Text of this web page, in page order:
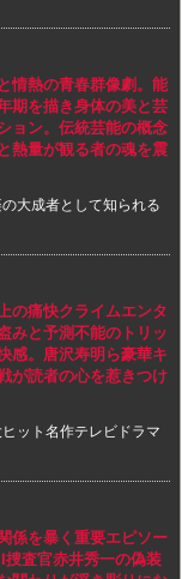
情熱の青春群像劇。能
期を描き身体の美と芸
ョン。伝統芸能の概念
熱量が観る者の魂を震
大成者として知られる
の痛快クライムエンタ
みと予測不能のトリッ
感。唐沢寿明ら豪華キ
が読者の心を惹きつけ
ット名作テレビドラマ
係を暴く重要エピソー
捜査官赤井秀一の偽装